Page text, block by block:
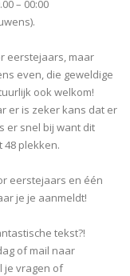
– 00:00
eerstejaars, maar
even, die geweldige
ook welkom!
er is zeker kans dat er
er snel bij want dit
plekken.
eerstejaars en één
je je aanmeldt!
tekst?!
of mail naar
je vragen of